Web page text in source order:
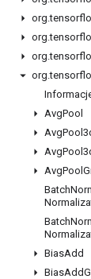
org.
org.
org.
org.
AvgPool
Avg
Avg
AvgPool
Batch
Batch
BiasAdd
BiasAdd